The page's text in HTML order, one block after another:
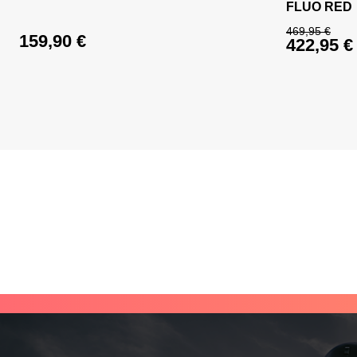
159,90 €
FLUO RED
469,95€
422,95 €